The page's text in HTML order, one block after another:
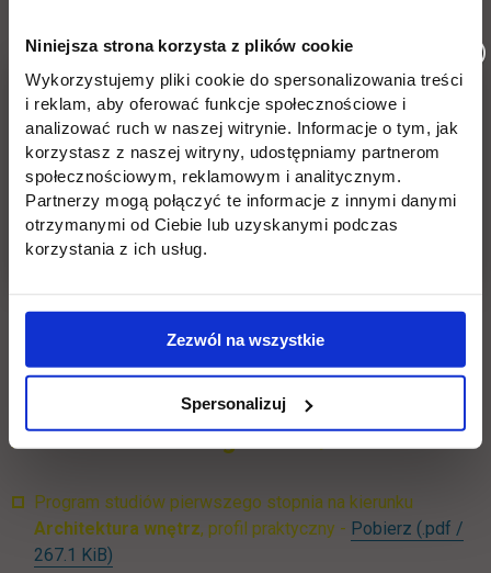
Niniejsza strona korzysta z plików cookie
Wykorzystujemy pliki cookie do spersonalizowania treści
i reklam, aby oferować funkcje społecznościowe i
analizować ruch w naszej witrynie. Informacje o tym, jak
korzystasz z naszej witryny, udostępniamy partnerom
społecznościowym, reklamowym i analitycznym.
Partnerzy mogą połączyć te informacje z innymi danymi
otrzymanymi od Ciebie lub uzyskanymi podczas
korzystania z ich usług.
Zezwól na wszystkie
Spersonalizuj
Program studiów pierwszego stopnia na kierunku
Budownictwo
, profil praktyczny -
KiB)link otwiera się w nowej karcie
Program studiów pierwszego stopnia na kierunku
Informatyka, profil praktyczny -Pobierz(.pdf / 384.7
KiB)link otwiera się w nowej karcie
Program studiów pierwszego stopnia na kierunku
Transport , profil praktyczny -
Programy studiów dla cyklu
kształcenia rozpoczynającego się od
roku akademickiego 2021/2022
Program studiów pierwszego stopnia na kierunku
Architektura wnętrz, profil praktyczny - Pobierz (.pdf /
267.1 KiB)